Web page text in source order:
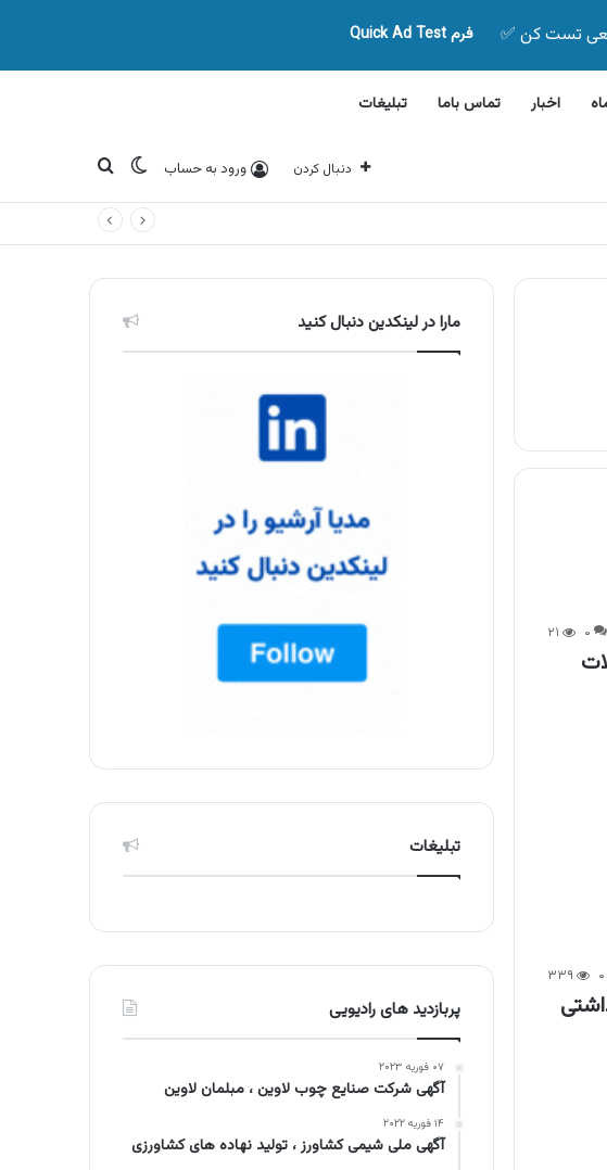
فرم Quick Ad Test
اخبار تماس باما تبلیغات
دنبال کردن ورود به حساب تغییر پوسته
جستجو برای
۰ ۲۱
۰ ۳۳۹
مارا در لینکدین دنبال کنید
تبلیغات
پربازدید های رادیویی
۰۷ فوریه ۲۰۲۳
آگهی شرکت صنایع چوب لاوین ، مبلمان لاوین
۱۴ فوریه ۲۰۲۲
آگهی ملی شیمی کشاورز ، تولید نهاده های کشاورزی